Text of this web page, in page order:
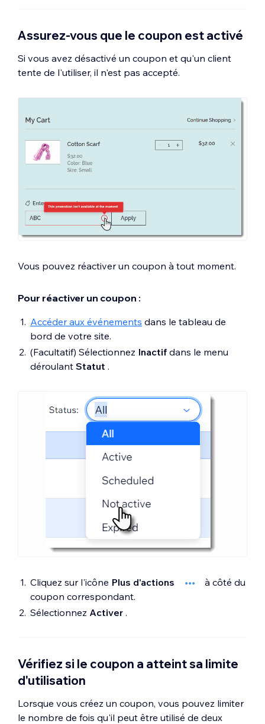
Assurez-vous que le coupon est activé
Si vous avez désactivé un coupon et qu'un client
tente de l'utiliser, il n'est pas accepté.
Vous pouvez réactiver un coupon à tout moment.
Pour réactiver un coupon :
Accéder aux événements dans le tableau de
bord de votre site.
(Facultatif) Sélectionnez Inactif dans le menu
déroulant Statut .
Cliquez sur l'icône Plus d'actions
à côté du
coupon correspondant.
Sélectionnez Activer .
Vérifiez si le coupon a atteint sa limite
d'utilisation
Lorsque vous créez un coupon, vous pouvez limiter
le nombre de fois qu'il peut être utilisé de deux